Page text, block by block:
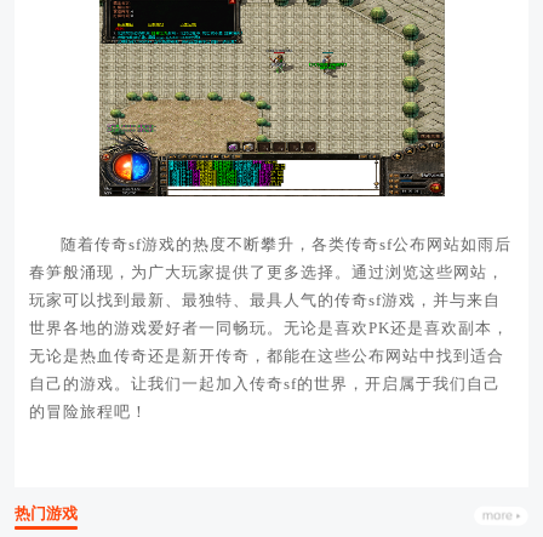
随着传奇sf游戏的热度不断攀升，各类传奇sf公布网站如雨后
春笋般涌现，为广大玩家提供了更多选择。通过浏览这些网站，
玩家可以找到最新、最独特、最具人气的传奇sf游戏，并与来自
世界各地的游戏爱好者一同畅玩。无论是喜欢PK还是喜欢副本，
无论是热血传奇还是新开传奇，都能在这些公布网站中找到适合
自己的游戏。让我们一起加入传奇sf的世界，开启属于我们自己
的冒险旅程吧！
热门游戏